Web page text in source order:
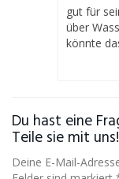
gut für
über
könnte
Du hast eine
Teile sie mit uns!
Deine E-Mail-